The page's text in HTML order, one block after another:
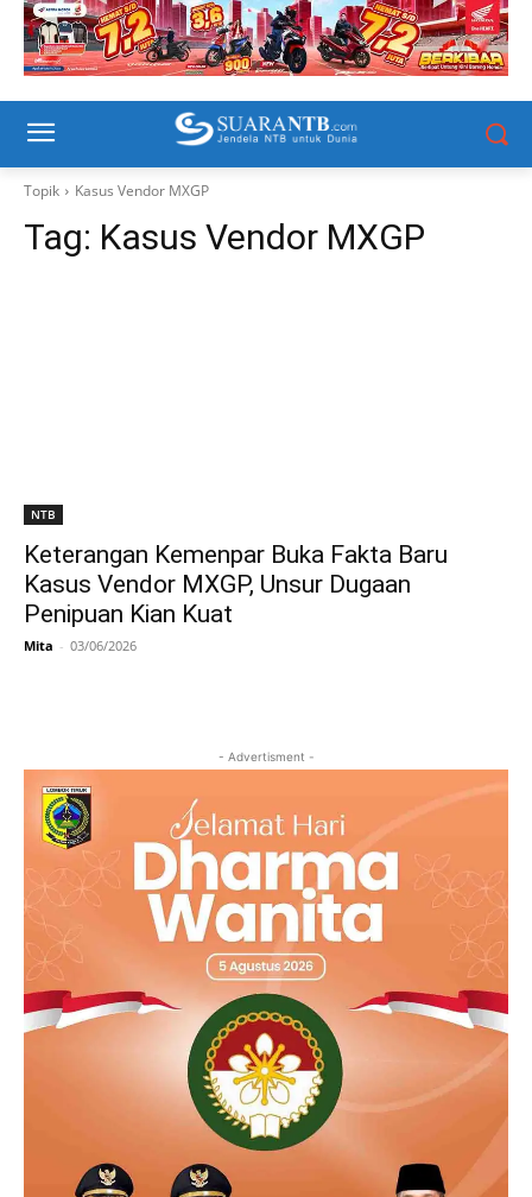
Topik Kasus Vendor MXGP
Tag: Kasus Vendor MXGP
NTB
Keterangan Kemenpar Buka Fakta Baru
Kasus Vendor MXGP, Unsur Dugaan
Penipuan Kian Kuat
Mita - 03/06/2026
- Advertisment -